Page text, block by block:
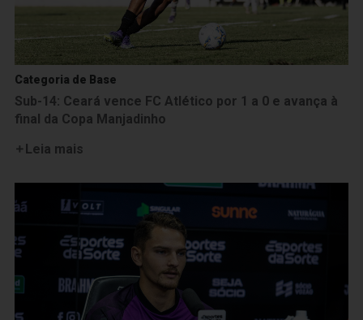
Categoria de Base
Sub-14: Ceará vence FC Atlético por 1 a 0 e avança à
final da Copa Manjadinho
Leia mais